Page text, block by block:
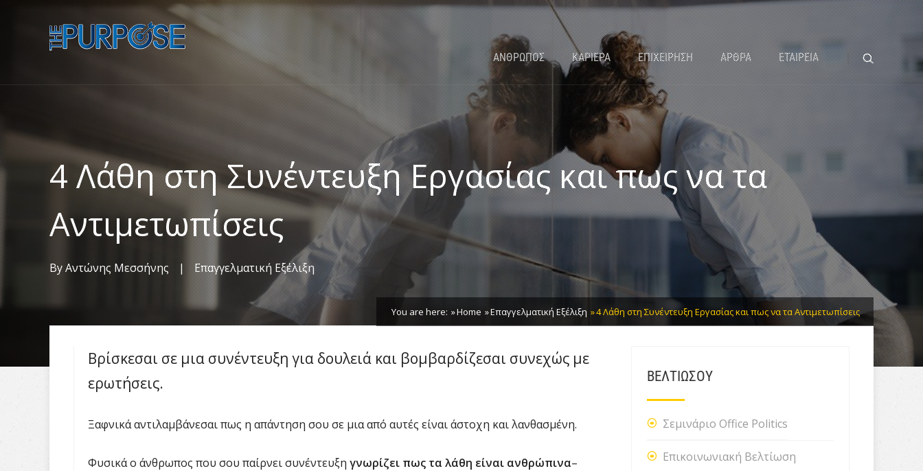
ΑΝΘΡΩΠΟΣ ΚΑΡΙΕΡΑ ΕΠΙΧΕΙΡΗΣΗ ΑΡΘΡΑ ΕΤΑΙΡΕΙΑ
4 Λάθη στη Συνέντευξη Εργασίας και πως να τα
Αντιμετωπίσεις
ByΑντώνης Μεσσήνης | Επαγγελματική Εξέλιξη
You are here: Home Επαγγελματική Εξέλιξη 4 Λάθη στη Συνέντευξη Εργασίας και πως να τα Αντιμετωπίσεις
Βρίσκεσαι σε μια συνέντευξη για δουλειά και βομβαρδίζεσαι συνεχώς με
ερωτήσεις.
Ξαφνικά αντιλαμβάνεσαι πως η απάντηση σου σε μια από αυτές είναι άστοχη και λανθασμένη.
Φυσικά ο άνθρωπος που σου παίρνει συνέντευξη γνωρίζει πως τα λάθη είναι ανθρώπινα–
ΒΕΛΤΙΩΣΟΥ
Σεμινάριο Office Politics
Επικοινωνιακή Βελτίωση